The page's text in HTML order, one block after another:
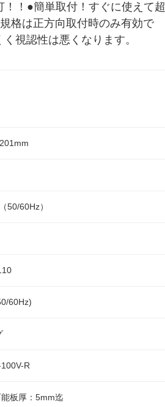
！●簡単取付！すぐに使えて超
格は正方向取付時のみ有効で
視認性は悪くなります。
50/60Hz）
60Hz)
R
板厚：5mm迄